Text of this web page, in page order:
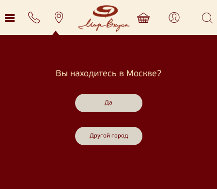
Продукция
Торговые марки
Вы находитесь в Москве?
Да
Другой город